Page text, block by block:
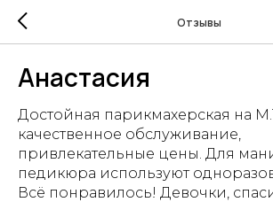
Отзывы
Анастасия
Достойная парикмахерская на
качественное обслуживание,
привлекательные цены. Для
педикюра используют
Всё понравилось! Девочки,